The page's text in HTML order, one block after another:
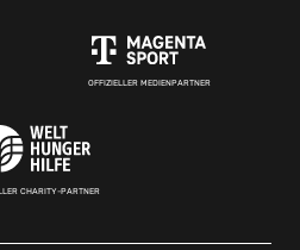
OFFIZIELLER MEDIENPARTNER
CHARITY-PARTNER